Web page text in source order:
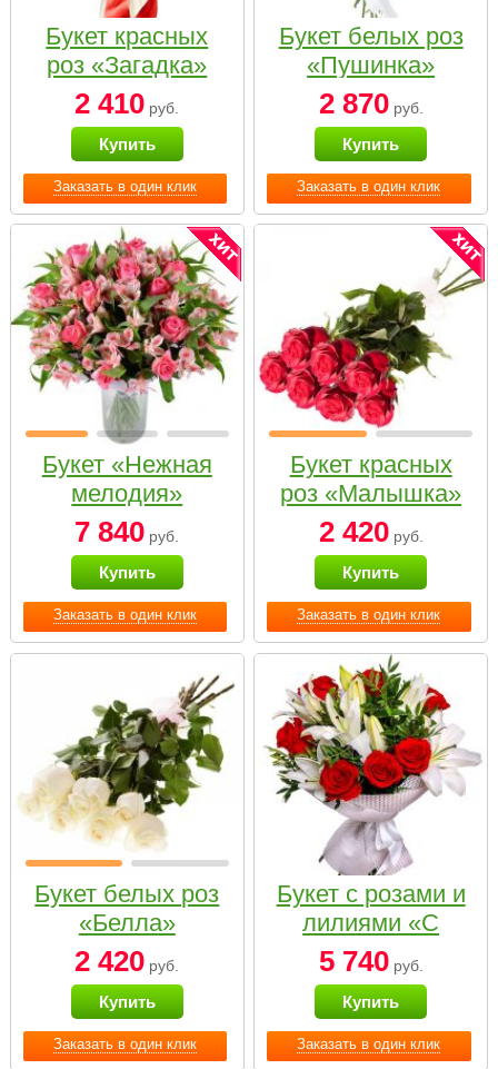
Заказать в один клик
Букет красных
роз «Загадка»
2 410 руб.
Купить
Заказать в один клик
Букет белых роз
«Пушинка»
2 870руб.
Купить
Заказать в один клик
Букет «Нежная
мелодия»
7 840 руб.
Купить
Заказать в один клик
Букет красных
роз «Малышка»
2 420руб.
Купить
Заказать в один клик
Букет белых роз
«Белла»
2 420 руб.
Купить
Заказать в один клик
Букет с розами и
лилиями «С
наилучшими
пожеланиями»
5 740руб.
Купить